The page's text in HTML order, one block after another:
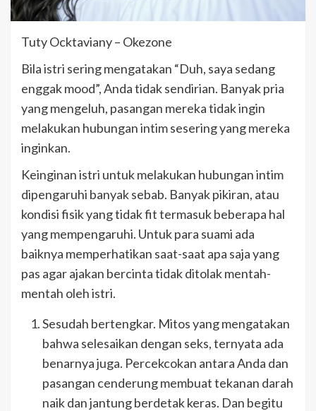
Tuty Ocktaviany – Okezone
Bila istri sering mengatakan “Duh, saya sedang
enggak mood”, Anda tidak sendirian. Banyak pria
yang mengeluh, pasangan mereka tidak ingin
melakukan hubungan intim sesering yang mereka
inginkan.
Keinginan istri untuk melakukan hubungan intim
dipengaruhi banyak sebab. Banyak pikiran, atau
kondisi fisik yang tidak fit termasuk beberapa hal
yang mempengaruhi. Untuk para suami ada
baiknya memperhatikan saat-saat apa saja yang
pas agar ajakan bercinta tidak ditolak mentah-
mentah oleh istri.
Sesudah bertengkar. Mitos yang mengatakan
bahwa selesaikan dengan seks, ternyata ada
benarnya juga. Percekcokan antara Anda dan
pasangan cenderung membuat tekanan darah
naik dan jantung berdetak keras. Dan begitu